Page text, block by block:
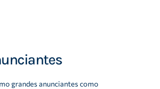
grandes anunciantes como